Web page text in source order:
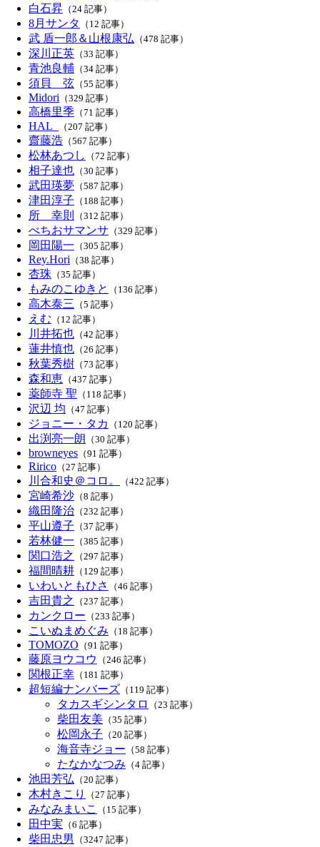
白石昇 （24 記事）
8月サンタ （12 記事）
武 盾一郎＆山根康弘 （478 記事）
深川正英 （33 記事）
青池良輔 （34 記事）
須貝 弦 （55 記事）
Midori （329 記事）
高橋里季 （71 記事）
HAL_ （207 記事）
齋藤浩 （567 記事）
松林あつし （72 記事）
相子達也 （30 記事）
武田瑛夢 （587 記事）
津田淳子 （188 記事）
所 幸則 （312 記事）
べちおサマンサ （329 記事）
岡田陽一 （305 記事）
Rey.Hori （38 記事）
杏珠 （35 記事）
もみのこゆきと （136 記事）
高木泰三 （5 記事）
えむ （12 記事）
川井拓也 （42 記事）
蓮井慎也 （26 記事）
秋葉秀樹 （73 記事）
森和恵 （437 記事）
薬師寺 聖 （118 記事）
沢辺 均 （47 記事）
ジョニー・タカ （120 記事）
出渕亮一朗 （30 記事）
browneyes （91 記事）
Ririco （27 記事）
川合和史＠コロ。 （422 記事）
宮崎希沙 （8 記事）
織田隆治 （232 記事）
平山遵子 （37 記事）
若林健一 （385 記事）
関口浩之 （297 記事）
福間晴耕 （129 記事）
いわいともひさ （46 記事）
吉田貴之 （237 記事）
カンクロー （233 記事）
こいぬまめぐみ （18 記事）
TOMOZO （91 記事）
藤原ヨウコウ （246 記事）
関根正幸 （181 記事）
超短編ナンバーズ （119 記事）
タカスギシンタロ （23 記事）
柴田友美 （35 記事）
松岡永子 （20 記事）
海音寺ジョー （58 記事）
たなかなつみ （4 記事）
池田芳弘 （20 記事）
木村きこり （27 記事）
みなみまいこ （15 記事）
田中実 （6 記事）
柴田忠男 （3247 記事）